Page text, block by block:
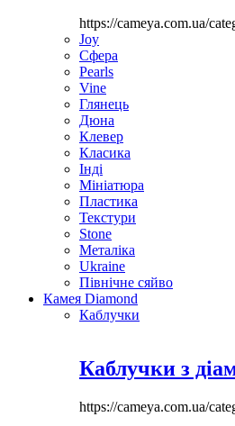
https://cameya.com.ua/
Joy
Сфера
Pearls
Vine
Глянець
Дюна
Клевер
Класика
Інді
Мініатюра
Пластика
Текстури
Stone
Металіка
Ukraine
Північне сяйво
Камея Diamond
Каблучки
Каблучки з
https://cameya.com.ua/